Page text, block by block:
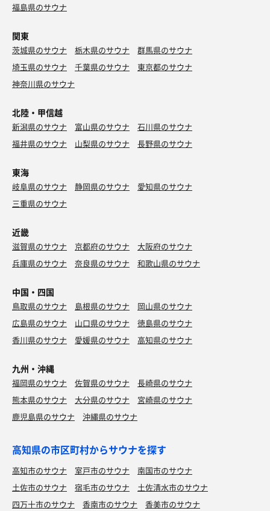
福島県のサウナ
関東
茨城県のサウナ 栃木県のサウナ
群馬県のサウナ
埼玉県のサウナ
千葉県のサウナ
東京都のサウナ
神奈川県のサウナ
北陸・甲信越
新潟県のサウナ 富山県のサウナ
石川県のサウナ
福井県のサウナ
山梨県のサウナ 長野県のサウナ
東海
岐阜県のサウナ 静岡県のサウナ
愛知県のサウナ
三重県のサウナ
近畿
滋賀県のサウナ 京都府のサウナ
大阪府のサウナ
兵庫県のサウナ
奈良県のサウナ 和歌山県のサウナ
中国・四国
鳥取県のサウナ 島根県のサウナ
岡山県のサウナ
広島県のサウナ
山口県のサウナ
徳島県のサウナ
香川県のサウナ
愛媛県のサウナ 高知県のサウナ
九州・沖縄
福岡県のサウナ 佐賀県のサウナ
長崎県のサウナ
熊本県のサウナ
大分県のサウナ
宮崎県のサウナ
鹿児島県のサウナ
沖縄県のサウナ
高知県の市区町村からサウナを探す
高知市のサウナ 室戸市のサウナ
南国市のサウナ
土佐市のサウナ
宿毛市のサウナ
土佐清水市のサウナ
四万十市のサウナ
香南市のサウナ
香美市のサウナ